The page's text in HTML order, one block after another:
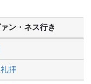
ン・ネス行き
拝